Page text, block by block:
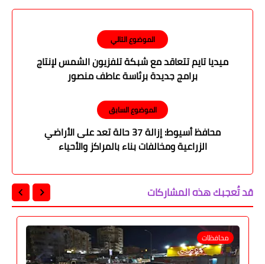
الموضوع التالي
ميديا تايم تتعاقد مع شبكة تلفزيون الشمس لإنتاج
برامج جديدة برئاسة عاطف منصور
الموضوع السابق
محافظ أسيوط: إزالة 37 حالة تعد على الأراضي
الزراعية ومخالفات بناء بالمراكز والأحياء
قد تُعجبك هذه المشاركات
محافظات